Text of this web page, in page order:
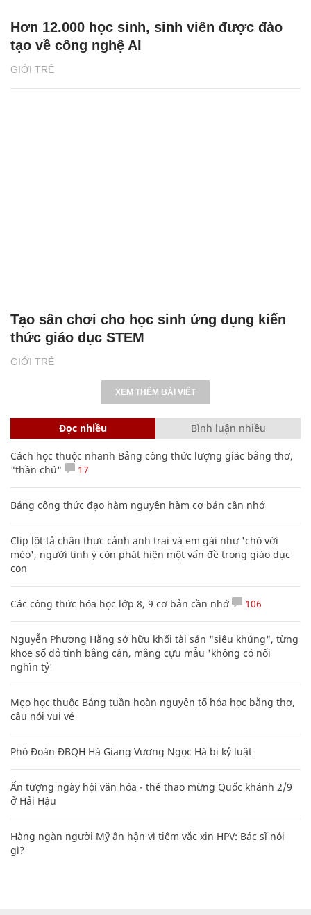
GIỚI TRẺ
Hơn 12.000 học sinh, sinh viên được đào
tạo về công nghệ AI
GIỚI TRẺ
Tạo sân chơi cho học sinh ứng dụng kiến
thức giáo dục STEM
XEM THÊM BÀI VIẾT
Đọc nhiều Bình luận nhiều
Cách học thuộc nhanh Bảng công thức lượng giác bằng thơ,
"thần chú"
17
Bảng công thức đạo hàm nguyên hàm cơ bản cần nhớ
Clip lột tả chân thực cảnh anh trai và em gái như 'chó với
mèo', người tinh ý còn phát hiện một vấn đề trong giáo dục
con
Các công thức hóa học lớp 8, 9 cơ bản cần nhớ 106
Nguyễn Phương Hằng sở hữu khối tài sản "siêu khủng", từng
khoe sổ đỏ tính bằng cân, mắng cựu mẫu 'không có nổi
nghìn tỷ'
Mẹo học thuộc Bảng tuần hoàn nguyên tố hóa học bằng thơ,
câu nói vui vẻ
Phó Đoàn ĐBQH Hà Giang Vương Ngọc Hà bị kỷ luật
Ấn tượng ngày hội văn hóa - thể thao mừng Quốc khánh 2/9
ở Hải Hậu
Hàng ngàn người Mỹ ân hận vì tiêm vắc xin HPV: Bác sĩ nói
gì?